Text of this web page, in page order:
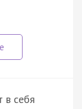
в себя